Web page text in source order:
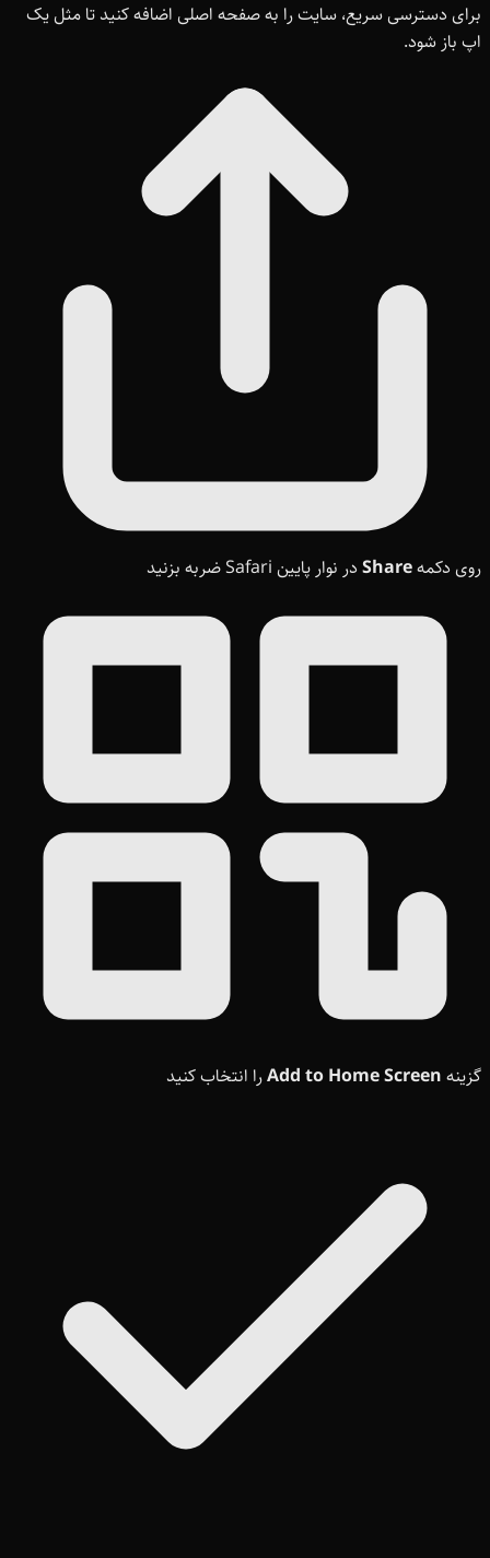
برای دسترسی سریع، سایت را به صفحه اصلی اضافه کنید تا مثل یک
اپ باز شود.
روی دکمهShare در نوار پایین Safari ضربه بزنید
گزینه Add to Home Screenرا انتخاب کنید